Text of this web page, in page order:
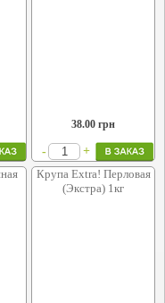
38.00 грн
-
+
Крупа Extra! Перловая
(Экстра) 1кг